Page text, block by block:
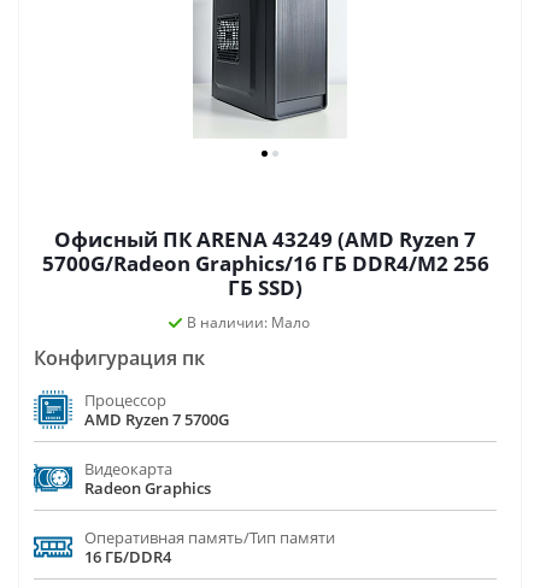
Офисный ПК ARENA 43249 (AMD Ryzen 7
5700G/Radeon Graphics/16 ГБ DDR4/M2 256
ГБ SSD)
В наличии: Мало
Конфигурация пк
Процессор
AMD Ryzen 7 5700G
Видеокарта
Radeon Graphics
Оперативная память/Тип памяти
16 ГБ/DDR4